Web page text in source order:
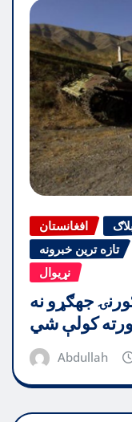
افغانستان
تازه ترین خبرونه
نړیوال
جهګړو نه
کولې شي
Abdullah